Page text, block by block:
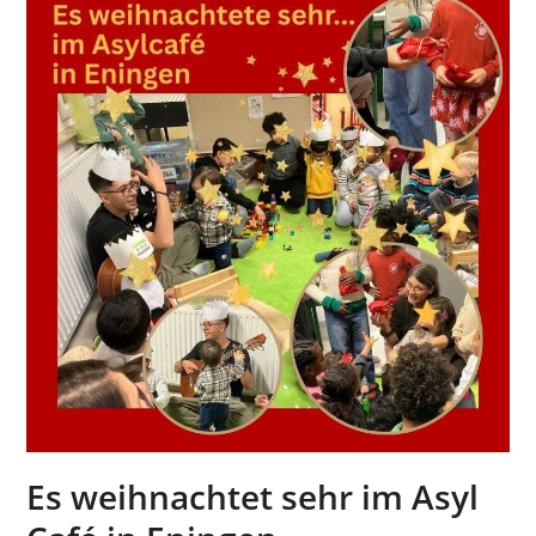
Es weihnachtet sehr im Asyl